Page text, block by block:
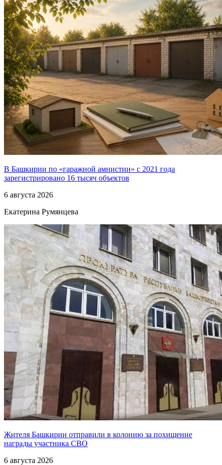
В Башкирии по «гаражной амнистии» с 2021 года
зарегистрировано 16 тысяч объектов
6 августа 2026
Екатерина Румянцева
Жителя Башкирии отправили в колонию за похищение
награды участника СВО
6 августа 2026